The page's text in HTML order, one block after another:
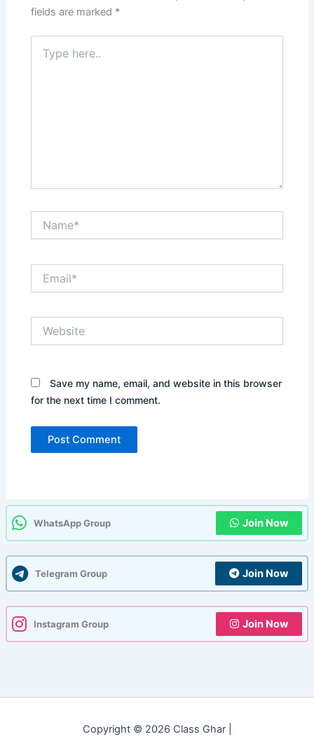
fields are marked *
here..
Save my name, email, and website in this browser
for the next time I comment.
WhatsApp Group Join Now
Telegram Group Join Now
Instagram Group Join Now
Copyright © 2026 Class Ghar |